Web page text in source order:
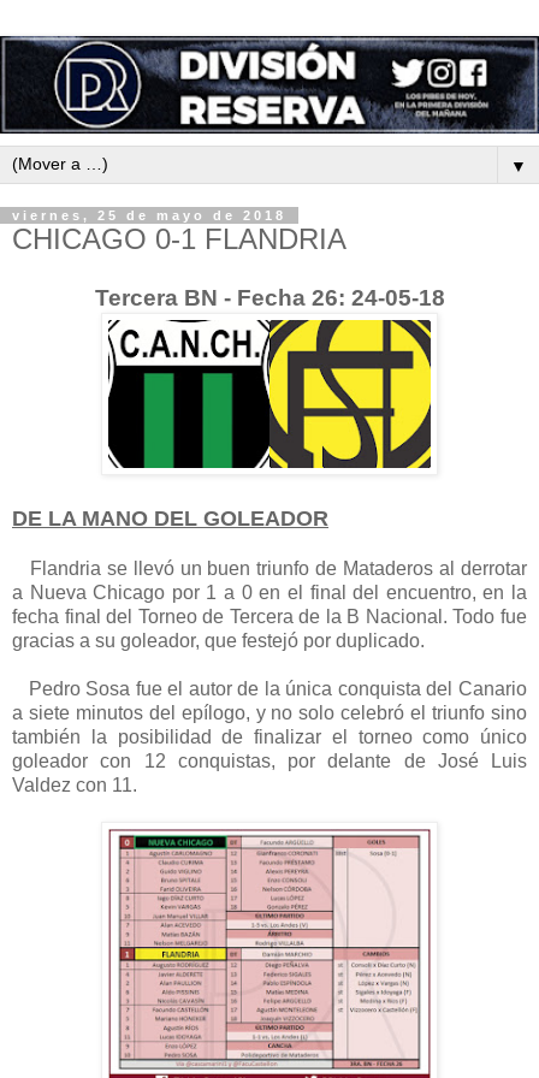
▼
viernes, 25 de mayo de 2018
CHICAGO 0-1 FLANDRIA
Tercera BN - Fecha 26: 24-05-18
DE LA MANO DEL GOLEADOR
Flandria se llevó un buen triunfo de Mataderos al derrotar
a Nueva Chicago por 1 a 0 en el final del encuentro, en la
fecha final del Torneo de Tercera de la B Nacional. Todo fue
gracias a su goleador, que festejó por duplicado.
Pedro Sosa fue el autor de la única conquista del Canario
a siete minutos del epílogo, y no solo celebró el triunfo sino
también la posibilidad de finalizar el torneo como único
goleador con 12 conquistas, por delante de José Luis
Valdez con 11.